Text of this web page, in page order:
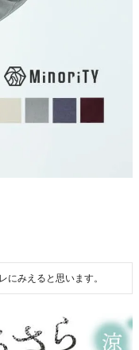
にみえると思います。